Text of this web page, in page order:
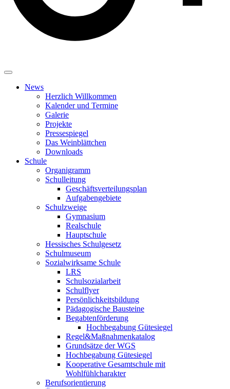
News
Herzlich Willkommen
Kalender und Termine
Galerie
Projekte
Pressespiegel
Das Weinblättchen
Downloads
Schule
Organigramm
Schulleitung
Geschäftsverteilungsplan
Aufgabengebiete
Schulzweige
Gymnasium
Realschule
Hauptschule
Hessisches Schulgesetz
Schulmuseum
Sozialwirksame Schule
LRS
Schulsozialarbeit
Schulflyer
Persönlichkeitsbildung
Pädagogische Bausteine
Begabtenförderung
Hochbegabung Gütesiegel
Regel&Maßnahmenkatalog
Grundsätze der WGS
Hochbegabung Gütesiegel
Kooperative Gesamtschule mit
Wohlfühlcharakter
Berufsorientierung